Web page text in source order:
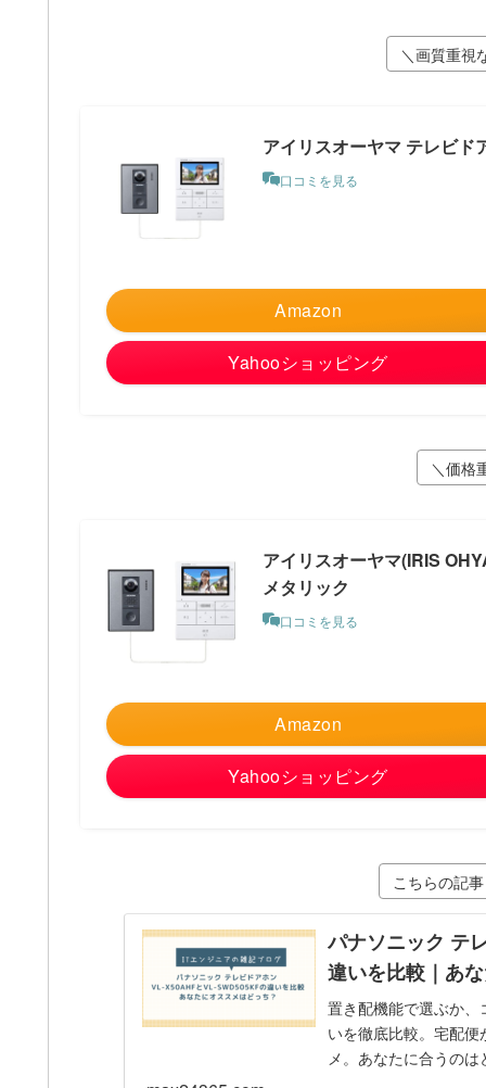
＼画質重視
アイリスオーヤマ テレビド
口コミを見る
Amazon
Yahooショッピング
＼価格
アイリスオーヤマ(IRIS
メタリック
口コミを見る
Amazon
Yahooショッピング
こちらの記
パナソニック テ
違いを比較｜あ
置き配機能で選ぶか
いを徹底比較。宅配
メ。あなたに合うのは